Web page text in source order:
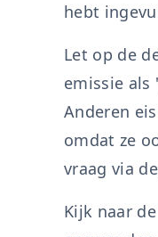
hebt
Let op de
emissie
Anderen
omdat ze
vraag via de
Kijk naar